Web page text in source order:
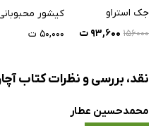
39: فمینیسم
42: حکومت سلطنتی
است
جک استراو
۱۵۶۰۰۰ ۹۳,۶۰۰ ت
کیشور
۵۰,۰۰۰ ت
نقد، بررسی و نظرات کتاب
محمدحسین عطار